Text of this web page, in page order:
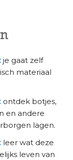
je gaat zelf
materiaal
ontdek botjes,
en andere
lagen.
leer wat deze
leven van